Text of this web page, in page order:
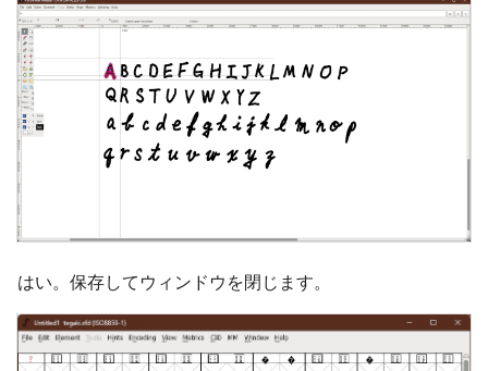
はい。保存してウィンドウを閉じます。